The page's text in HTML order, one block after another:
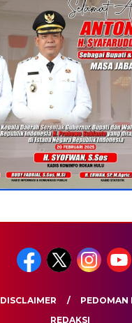
DISCLAIMER
PEDOMAN
REDAKSI